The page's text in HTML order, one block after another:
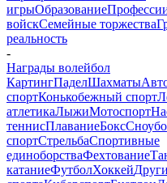
игрыОбразование
войскСемейные торжества
реальность
-
Награды волейбол
КартингПаделШахматы
спортКонькобежный спорт
атлетикаЛыжиМотоспорт
теннисПлаваниеБокс
спортСтрельбаСпортивные
единоборстваФехтование
катаниеФутболХоккей